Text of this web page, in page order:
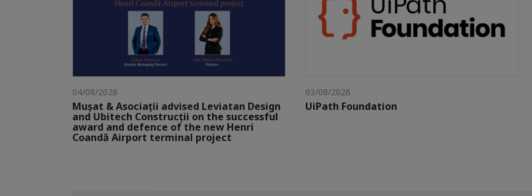
04/08/2026
Mușat & Asociații advised Leviatan Design
and Ubitech Construcții on the successful
award and defence of the new Henri
Coandă Airport terminal project
03/08/2026
UiPath Foundation